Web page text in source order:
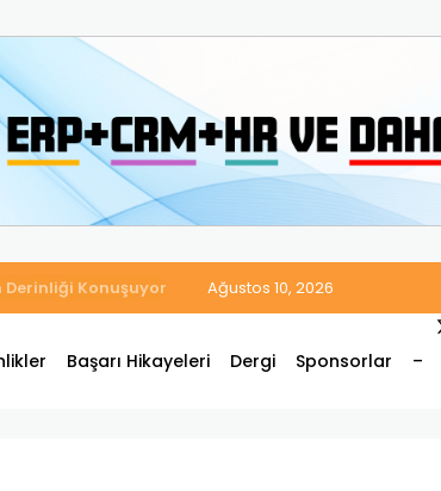
Muhasebe Süreçlerini Tek Platformda Birleştirdi
Ağustos 10, 2026
Başarı Hikayeleri Dergi Sponsorlar –